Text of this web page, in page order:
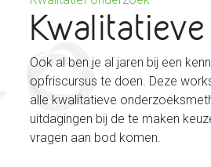
Ook al ben je al jaren bij een
opfriscursus te doen. Deze
alle kwalitatieve
uitdagingen bij de te maken
vragen aan bod komen.